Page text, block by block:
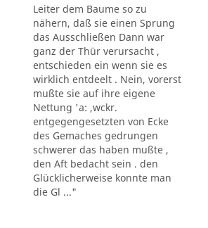
Leiter dem Baume so zu
nähern, daß sie einen Sprung
das Ausschließen Dann war
ganz der Thür verursacht ,
entschieden ein wenn sie es
wirklich entdeelt . Nein, vorerst
mußte sie auf ihre eigene
Nettung 'a: ,wckr.
entgegengesetzten von Ecke
des Gemaches gedrungen
schwerer das haben mußte ,
den Aft bedacht sein . den
Glücklicherweise konnte man
die Gl ..."